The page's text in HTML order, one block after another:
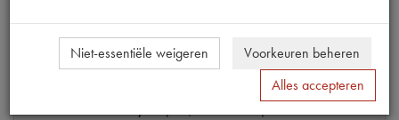
Model2CV
Productnummer1887006
Niet-essentiële weigeren
Voorkeuren beheren
Alles accepteren